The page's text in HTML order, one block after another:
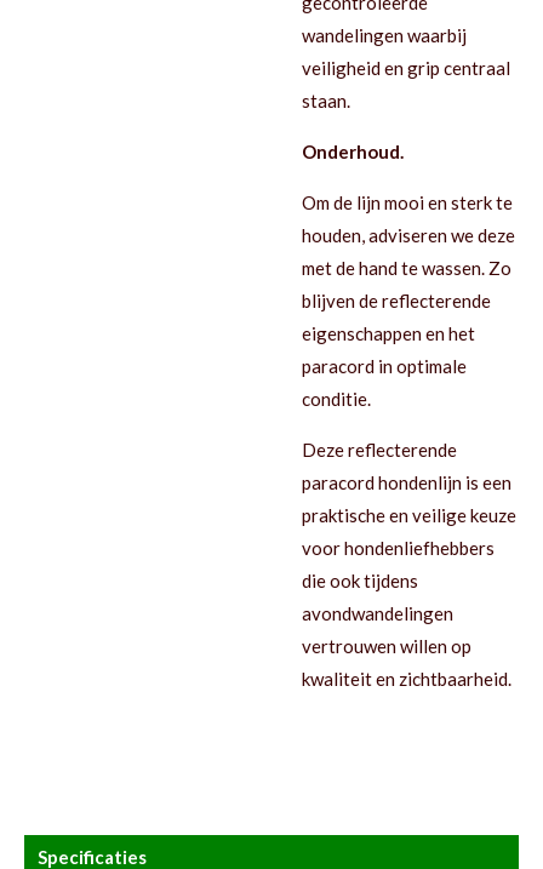
wandelingen waarbij
veiligheid en grip centraal
staan.
Onderhoud.
Om de lijn mooi en sterk te
houden, adviseren we deze
met de hand te wassen. Zo
blijven de reflecterende
eigenschappen en het
paracord in optimale
conditie.
Deze reflecterende
paracord hondenlijn is een
praktische en veilige keuze
voor hondenliefhebbers
die ook tijdens
avondwandelingen
vertrouwen willen op
kwaliteit en zichtbaarheid.
Specificaties